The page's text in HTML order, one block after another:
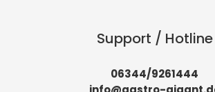
Support / Hotline
06344/9261444